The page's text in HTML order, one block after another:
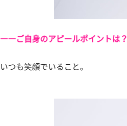
――ご自身のアピールポイントは？
いつも笑顔でいること。